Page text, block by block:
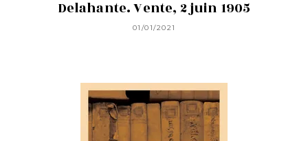
Delahante. Vente, 2 juin 1905
01/01/2021